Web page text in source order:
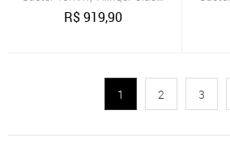
R$919,90
1 2 3